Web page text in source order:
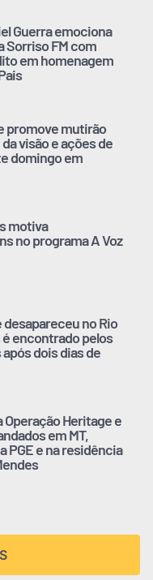
Guerra emociona
Sorriso FM com
em homenagem
promove mutirão
visão e ações de
domingo em
motiva
no programa A Voz
no Rio
é encontrado pelos
dois dias de
Operação Heritage e
em MT,
PGE e na residência